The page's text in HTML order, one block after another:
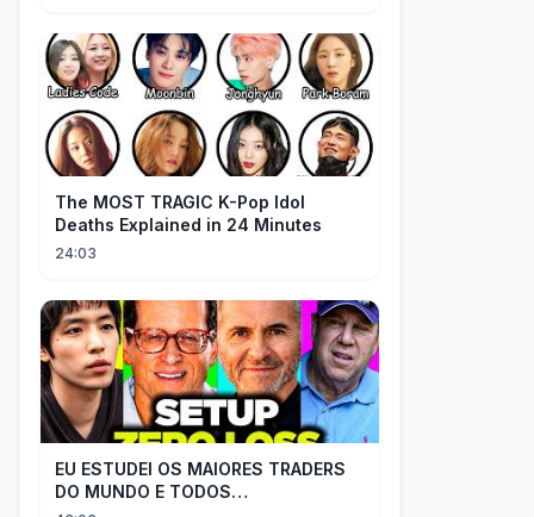
The MOST TRAGIC K-Pop Idol
Deaths Explained in 24 Minutes
24:03
EU ESTUDEI OS MAIORES TRADERS
DO MUNDO E TODOS